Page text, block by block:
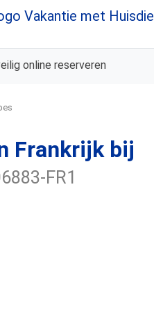
online reserveren
Frankrijk bij
FR1